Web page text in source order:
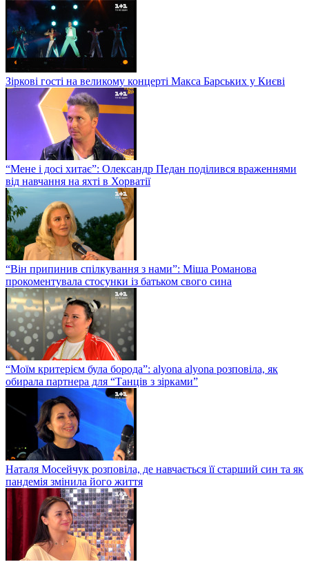
Зіркові гості на великому концерті Макса Барських у Києві
“Мене і досі хитає”: Олександр Педан поділився враженнями
від навчання на яхті в Хорватії
“Він припинив спілкування з нами”: Міша Романова
прокоментувала стосунки із батьком свого сина
“Моїм критерієм була борода”: alyona alyona розповіла, як
обирала партнера для “Танців з зірками”
Наталя Мосейчук розповіла, де навчається її старший син та як
пандемія змінила його життя